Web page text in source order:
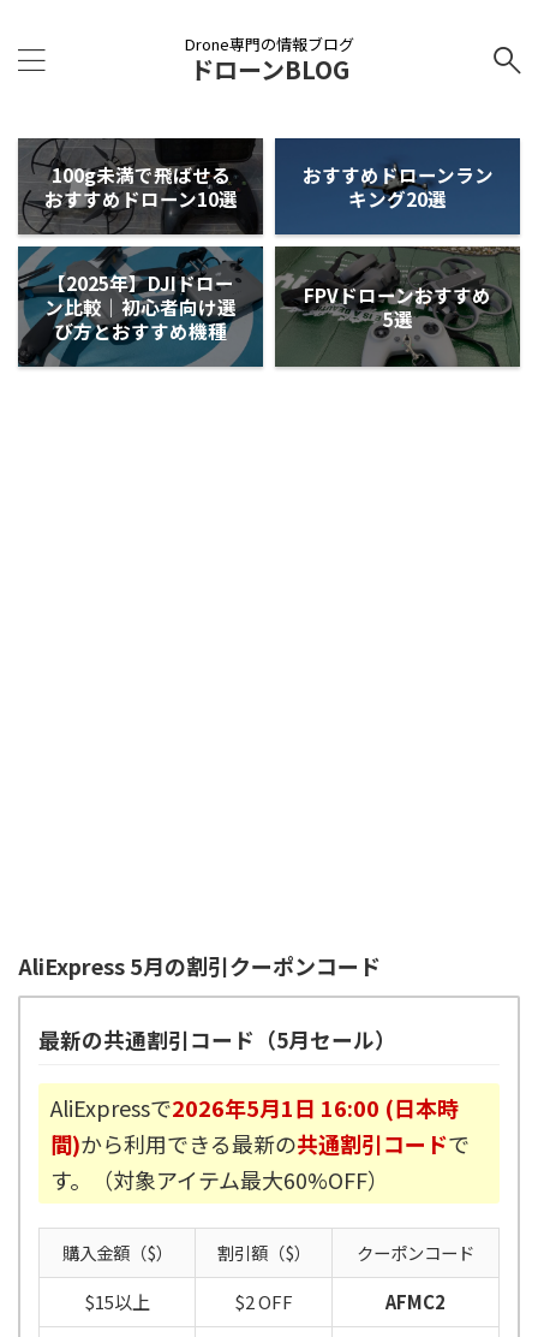
Drone専門の情報ブログ
ドローンBLOG
100g未満で飛ばせる
おすすめドローン10選
おすすめドローンラン
キング20選
【2025年】DJIドロー
ン比較｜初心者向け選
び方とおすすめ機種
FPVドローンおすすめ
5選
AliExpress 5月の割引クーポンコード
最新の共通割引コード（5月セール）
AliExpressで2026年5月1日 16:00 (日本時
間)から利用できる最新の共通割引コードで
す。（対象アイテム最大60%OFF）
購入金額（$） 割引額（$）
クーポンコード
$15以上
$2 OFF
AFMC2